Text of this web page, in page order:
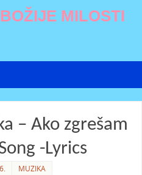
MILOSTI
– Ako zgrešam
-Lyrics
MUZIKA